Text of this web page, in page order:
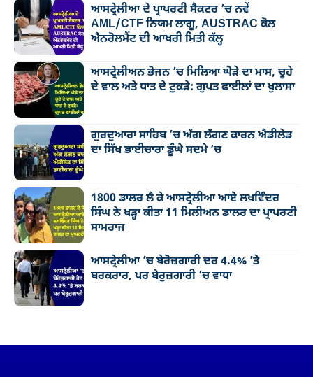
ਆਸਟ੍ਰੇਲੀਆ ਦੇ ਪ੍ਰਾਪਰਟੀ ਸੈਕਟਰ ’ਚ ਨਵੇਂ
AML/CTF ਨਿਯਮ ਲਾਗੂ, AUSTRAC ਕੋਲ
ਐਨਰੋਲਮੈਂਟ ਦੀ ਆਖਰੀ ਮਿਤੀ ਕੱਲ੍ਹ
ਆਸਟ੍ਰੇਲੀਅਨ ਭੋਜਨ ’ਚ ਮਿਲਿਆ ਘੋੜੇ ਦਾ ਮਾਸ, ਚੂਹੇ
ਦੇ ਵਾਲ ਅਤੇ ਧਾਤ ਦੇ ਟੁਕੜੇ: ਗੁਪਤ ਫਾਈਲਾਂ ਦਾ ਖੁਲਾਸਾ
ਗੁਰਦੁਆਰਾ ਸਾਹਿਬ ’ਚ ਅੱਗ ਲੱਗਣ ਕਾਰਨ ਐਡੀਲੇਡ
ਦਾ ਸਿੱਖ ਭਾਈਚਾਰਾ ਡੂੰਘੇ ਸਦਮੇ ’ਚ
1800 ਡਾਲਰ ਲੈ ਕੇ ਆਸਟ੍ਰੇਲੀਆ ਆਏ ਲਖਵਿੰਦਰ
ਸਿੰਘ ਨੇ ਖੜ੍ਹਾ ਕੀਤਾ 11 ਮਿਲੀਅਨ ਡਾਲਰ ਦਾ ਪ੍ਰਾਪਰਟੀ
ਸਾਮਰਾਜ
ਆਸਟ੍ਰੇਲੀਆ ’ਚ ਬੇਰੋਜ਼ਗਾਰੀ ਦਰ 4.4% ’ਤੇ
ਬਰਕਰਾਰ, ਪਰ ਬੇਰੁਜ਼ਗਾਰੀ ’ਚ ਵਾਧਾ